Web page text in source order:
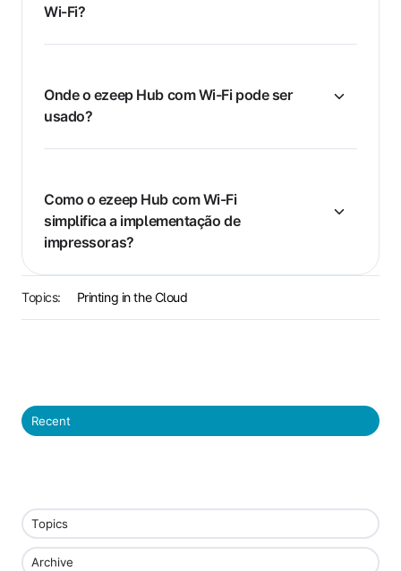
Wi-Fi?
Onde o ezeep Hub com Wi-Fi pode ser
usado?
Como o ezeep Hub com Wi-Fi
simplifica a implementação de
impressoras?
Topics: Printing in the Cloud
Recent
Topics
Archive